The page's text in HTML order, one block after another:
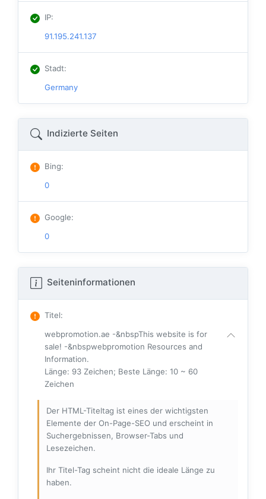
IP:
91.195.241.137
Stadt:
Germany
Indizierte Seiten
Bing:
0
Google:
0
Seiteninformationen
Titel:
webpromotion.ae -&nbspThis website is for
sale! -&nbspwebpromotion Resources and
Information.
Länge: 93 Zeichen; Beste Länge: 10 ~ 60
Zeichen
Der HTML-Titeltag ist eines der wichtigsten
Elemente der On-Page-SEO und erscheint in
Suchergebnissen, Browser-Tabs und
Lesezeichen.
Ihr Titel-Tag scheint nicht die ideale Länge zu
haben.